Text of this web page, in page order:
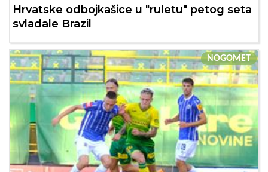
Hrvatske odbojkašice u "ruletu" petog seta
svladale Brazil
NOGOMET